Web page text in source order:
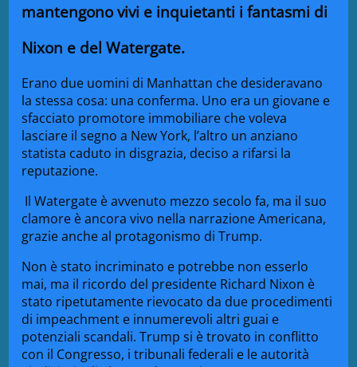
mantengono vivi e inquietanti i fantasmi di
Nixon e del Watergate.
Erano due uomini di Manhattan che desideravano
la stessa cosa: una conferma. Uno era un giovane e
sfacciato promotore immobiliare che voleva
lasciare il segno a New York, l’altro un anziano
statista caduto in disgrazia, deciso a rifarsi la
reputazione.
Il Watergate è avvenuto mezzo secolo fa, ma il suo
clamore è ancora vivo nella narrazione Americana,
grazie anche al protagonismo di Trump.
Non è stato incriminato e potrebbe non esserlo
mai, ma il ricordo del presidente Richard Nixon è
stato ripetutamente rievocato da due procedimenti
di impeachment e innumerevoli altri guai e
potenziali scandali. Trump si è trovato in conflitto
con il Congresso, i tribunali federali e le autorità